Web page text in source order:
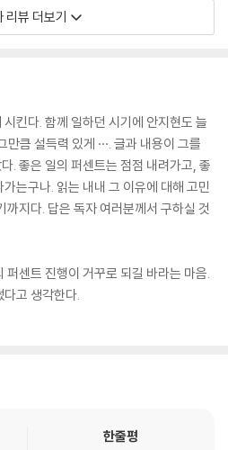
다.”
준비 청년’으로 불리는 이들의 대학 진
생의 대학 진학률과는 차이가 컸다. 대
있는 걸까?”
응답자 가운데 주목해야할 수치가 있었
당하고도 왜 신고하지 않았는지 이유를
다”라고 답한 아동은 저소득층의 경우
률은 92.8%에 달하지만, 기후 위기로 최
하고 있기 때문이다. 2022년 5월 “법률
여성의 출산을 제한하는 건 차별”이라
산에 대한 요구는 꾸준히 늘고 있는데
사에 따르면, 비혼 여성 응답자의 26%
을 생각해본 적이 있다.” 책은 해외의 관
년 말) 한국에서 동성 부부가 출산한
퍼센트는 처음에 ‘0%’였다가 출간을
유추해볼 수 있는 통계가 책의 다른 주제
다. “수도권에서 주택 가격이 20% 상
살펴보니, 소득 하위층(1분위)의 출산율
한 명꼴(통계청, 2022년)”로 한국의
리뷰 더보기
킨다. 함께 일하던 시기에 안지현도 늘
큼 설득력 있게 ···. 글과 내용이 그를
. 좋은 일의 퍼센트는 점점 내려가고, 좋
는구나. 읽는 내내 그 이유에 대해 고민
지다. 답은 독자 여러분께서 구하실 것
퍼센트 진행이 거꾸로 되길 바라는 마음.
고 생각한다.
한줄평